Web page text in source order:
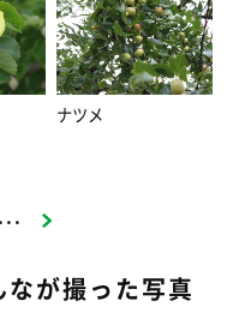
ナツメ
・・・
が撮った写真